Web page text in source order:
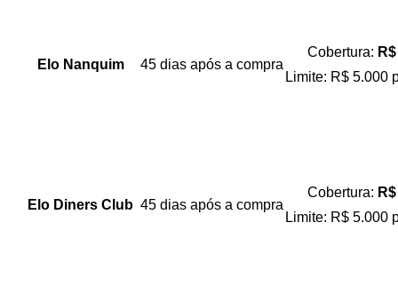
Elo Nanquim 45 dias após a compra
Cobertura:
Limite: R$ 5.000
Elo Diners Club 45 dias após a compra
Cobertura:
Limite: R$ 5.000